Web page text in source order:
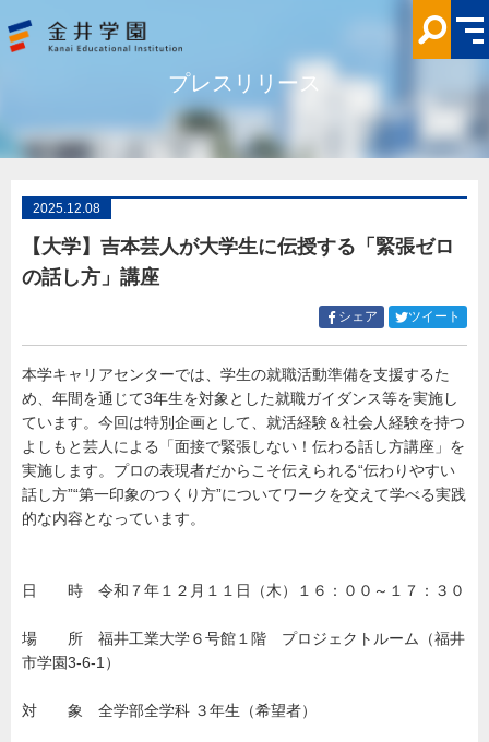
学】
吉
本
に
方」
プレスリリース
2025.12.08
【大学】吉本芸人が大学生に伝授する「緊張ゼロ
の話し方」講座
シェア Facebook
ェ
ア
す
る
ツイート
す
本学キャリアセンターでは、学生の就職活動準備を支援するた
め、年間を通じて3年生を対象とした就職ガイダンス等を実施し
ています。今回は特別企画として、就活経験＆社会人経験を持つ
よしもと芸人による「面接で緊張しない！伝わる話し方講座」を
実施します。プロの表現者だからこそ伝えられる“伝わりやすい
話し方”“第一印象のつくり方”についてワークを交えて学べる実践
的な内容となっています。
日 時 令和７年１２月１１日（木）１６：００～１７：３０
場 所 福井工業大学６号館１階 プロジェクトルーム（福井
市学園3-6-1）
対 象 全学部全学科 ３年生（希望者）